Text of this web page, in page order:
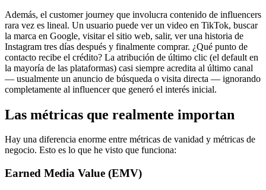
Además, el customer journey que involucra contenido de influencers
rara vez es lineal. Un usuario puede ver un video en TikTok, buscar
la marca en Google, visitar el sitio web, salir, ver una historia de
Instagram tres días después y finalmente comprar. ¿Qué punto de
contacto recibe el crédito? La atribución de último clic (el default en
la mayoría de las plataformas) casi siempre acredita al último canal
— usualmente un anuncio de búsqueda o visita directa — ignorando
completamente al influencer que generó el interés inicial.
Las métricas que realmente importan
Hay una diferencia enorme entre métricas de vanidad y métricas de
negocio. Esto es lo que he visto que funciona:
Earned Media Value (EMV)